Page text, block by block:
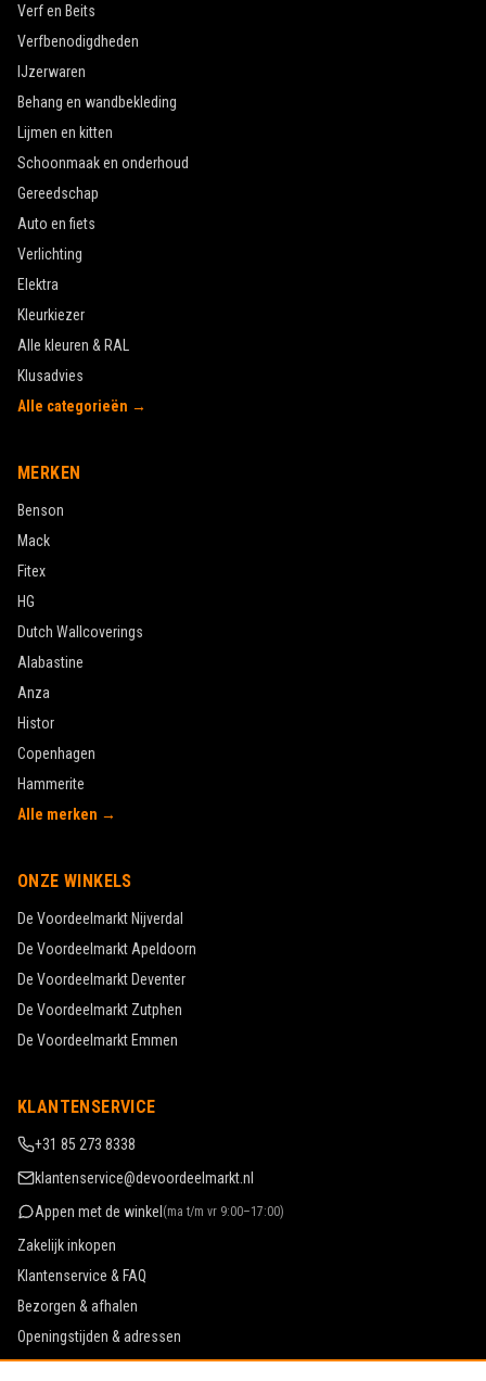
Verf en Beits
Verfbenodigdheden
IJzerwaren
Behang en wandbekleding
Lijmen en kitten
Schoonmaak en onderhoud
Gereedschap
Auto en fiets
Verlichting
Elektra
Kleurkiezer
Alle kleuren & RAL
Klusadvies
Alle categorieën →
MERKEN
Benson
Mack
Fitex
HG
Dutch Wallcoverings
Alabastine
Anza
Histor
Copenhagen
Hammerite
Alle merken →
ONZE WINKELS
De VoordeelmarktNijverdal
De Voordeelmarkt Apeldoorn
De VoordeelmarktDeventer
De Voordeelmarkt Zutphen
De VoordeelmarktEmmen
KLANTENSERVICE
+31 85 273 8338
klantenservice@devoordeelmarkt.nl
Appen met de winkel(ma t/m vr 9:00–17:00)
Zakelijk inkopen
Klantenservice & FAQ
Bezorgen & afhalen
Openingstijden & adressen
Werken bij De Voordeelmarkt